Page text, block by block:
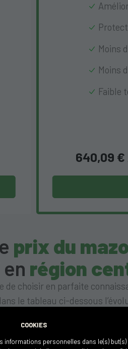
COOKIES
personnelles dans le(s) but(s)
Moins
Moins
Faible
640,09 €
prix du
région
de choisir en parfaite
le tableau ci-dessous
dans sa région.